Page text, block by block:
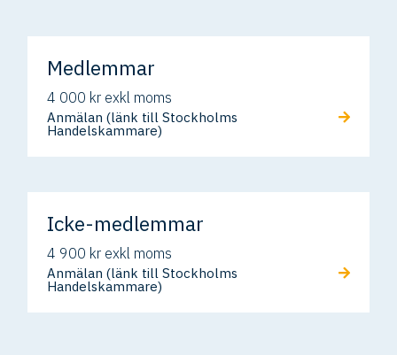
Medlemmar
4 000 kr exkl moms
Anmälan (länk till Stockholms
Handelskammare)
Icke-medlemmar
4 900 kr exkl moms
Anmälan (länk till Stockholms
Handelskammare)